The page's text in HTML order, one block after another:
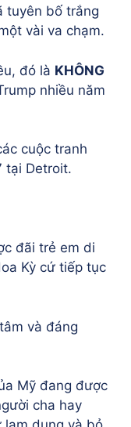
tuyên bố trắng
vài va chạm.
đó là KHÔNG
nhiều năm
cuộc tranh
tại Detroit.
đãi trẻ em di
Kỳ cứ tiếp tục
và đáng
Mỹ đang được
cha hay